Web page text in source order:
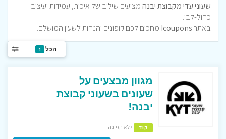
שעוני עדי מקבוצת יבנהמציעים שילוב של איכות, עמידות ועיצוב
כחול-לבן.
באתרIcoupons מחכים לכם קופונים והנחות לשעון המושלם.
הכל 1
מגוון מבצעים על
שעונים בשעוני קבוצת
יבנה!
קוד ללא תפוגה